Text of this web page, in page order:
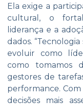
Ela exige a
cultural, o
liderança e a
dados.
evoluir como
como tomamos
gestores de
performance.
decisões mais